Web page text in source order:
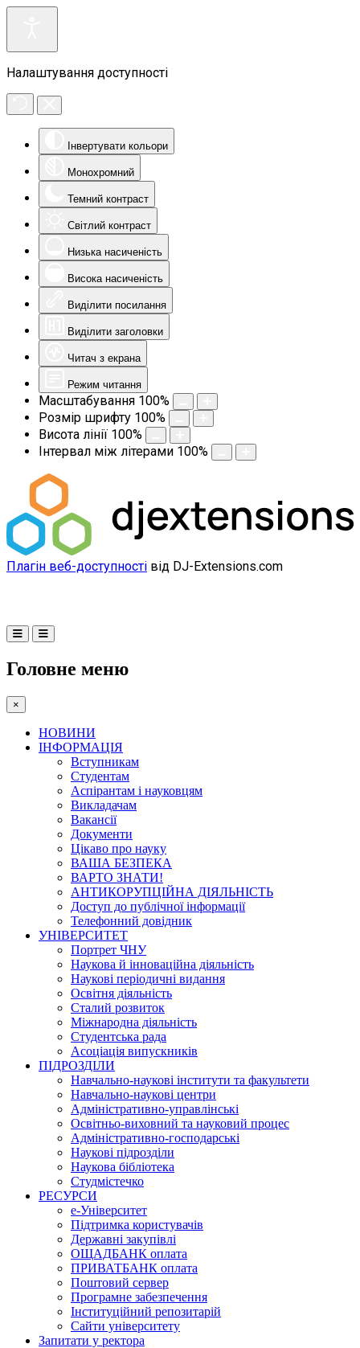
Налаштування доступності
Інвертувати кольори
Монохромний
Темний контраст
Світлий контраст
Низька насиченість
Висока насиченість
Виділити посилання
Виділити заголовки
Читач з екрана
Режим читання
Масштабування 100%
Розмір шрифту 100%
Висота лінії 100%
Інтервал між літерами 100%
Плагін веб-доступності від DJ-Extensions.com
Головне меню
×
НОВИНИ
ІНФОРМАЦІЯ
Вступникам
Студентам
Аспірантам і науковцям
Викладачам
Вакансії
Документи
Цікаво про науку
ВАША БЕЗПЕКА
ВАРТО ЗНАТИ!
АНТИКОРУПЦІЙНА ДІЯЛЬНІСТЬ
Доступ до публічної інформації
Телефонний довідник
УНІВЕРСИТЕТ
Портрет ЧНУ
Наукова й інноваційна діяльність
Наукові періодичні видання
Освітня діяльність
Сталий розвиток
Міжнародна діяльність
Студентська рада
Асоціація випускників
ПІДРОЗДІЛИ
Навчально-наукові інститути та факультети
Навчально-наукові центри
Адміністративно-управлінські
Освітньо-виховний та науковий процес
Адміністративно-господарські
Наукові підрозділи
Наукова бібліотека
Студмістечко
РЕСУРСИ
е-Університет
Підтримка користувачів
Державні закупівлі
ОЩАДБАНК оплата
ПРИВАТБАНК оплата
Поштовий сервер
Програмне забезпечення
Інституційний репозитарій
Сайти університету
Запитати у ректора